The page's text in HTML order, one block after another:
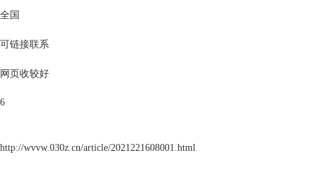
全国
可链接联系
网页收较好
6
http://wvvw.030z.cn/article/2021221608001.html